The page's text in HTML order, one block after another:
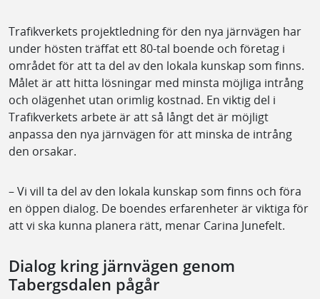
Trafikverkets projektledning för den nya järnvägen har
under hösten träffat ett 80-tal boende och företag i
området för att ta del av den lokala kunskap som finns.
Målet är att hitta lösningar med minsta möjliga intrång
och olägenhet utan orimlig kostnad. En viktig del i
Trafikverkets arbete är att så långt det är möjligt
anpassa den nya järnvägen för att minska de intrång
den orsakar.
– Vi vill ta del av den lokala kunskap som finns och föra
en öppen dialog. De boendes erfarenheter är viktiga för
att vi ska kunna planera rätt, menar Carina Junefelt.
Dialog kring järnvägen genom
Tabergsdalen pågår